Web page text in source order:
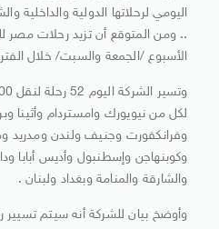
اليومي لرحلاتها الدولية والداخلية
.. ومن المتوقع أن تزيد رحلات مصر
الأسبوع /الجمعة والسبت/ خلال
لكل من نيويورك وامستردام وأثينا
وفرانكفورت وجنيف ولندن ومدريد
وكوبنهاجن وإسطنبول وأديس أبابا
والشارقة والمنامة وبغداد ولبنان .
وأوضخ بيان للشركة أنه سيتم تسيير